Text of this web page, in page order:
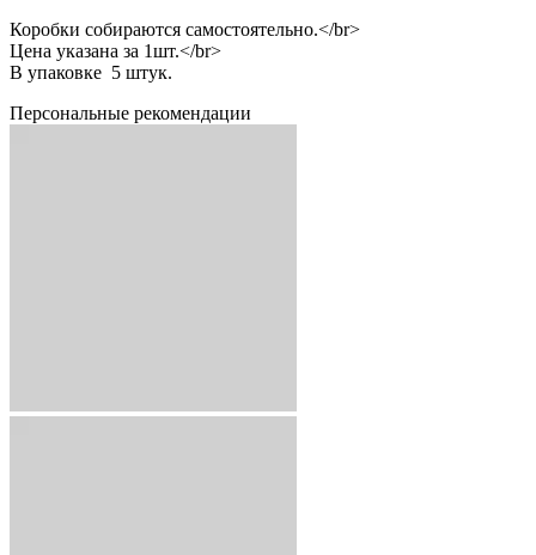
Коробки собираются самостоятельно.</br>
Цена указана за 1шт.</br>
В упаковке 5 штук.
Персональные рекомендации